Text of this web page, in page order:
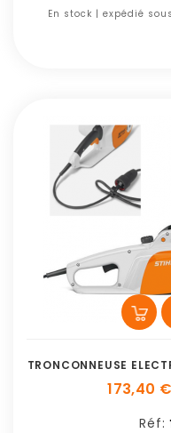
En stock | expédié
TRONCONNEUSE
173,40 €
Réf: